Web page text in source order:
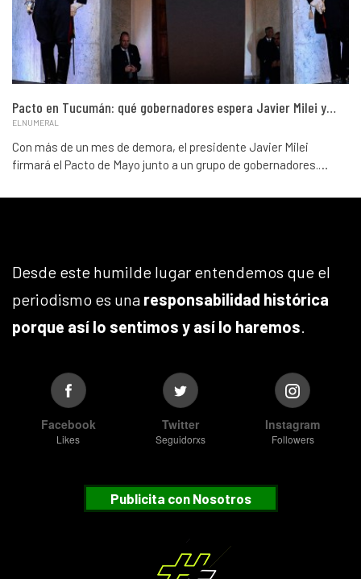
Pacto en Tucumán: qué gobernadores espera Javier Milei y…
ELNUMERAL
Con más de un mes de demora, el presidente Javier Milei
firmará el Pacto de Mayo junto a un grupo de gobernadores.…
Desde este humilde lugar entendemos que el
periodismo es una responsabilidad histórica
porque así lo sentimos y así lo haremos.
Facebook
Likes
Twitter
Seguidorxs
Instagram
Followers
Publicita con Nosotros